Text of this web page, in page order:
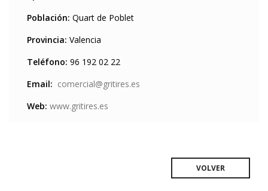
Población: Quart de Poblet
Provincia: Valencia
Teléfono: 96 192 02 22
Email: comercial@gritires.es
Web: www.gritires.es
VOLVER